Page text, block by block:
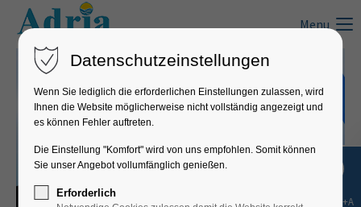
Menu
Datenschutzeinstellungen
Wenn Sie lediglich die erforderlichen Einstellungen zulassen, wird
Ihnen die Website möglicherweise nicht vollständig angezeigt und
es können Fehler auftreten.
Die Einstellung "Komfort" wird von uns empfohlen. Somit können
Sie unser Angebot vollumfänglich genießen.
Erforderlich
Shift+Alt+A